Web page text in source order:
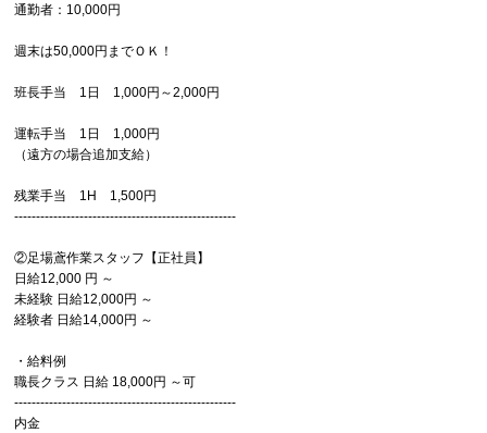
通勤者：10,000円
週末は50,000円までＯＫ！
班長手当 1日 1,000円～2,000円
運転手当 1日 1,000円
（遠方の場合追加支給）
​残業手当 1H 1,500円
---------------------------------------------------
②足場鳶作業スタッフ【正社員】
日給12,000 円 ～
未経験 日給12,000円 ～
経験者 日給14,000円 ～
・給料例
職長クラス 日給 18,000円 ～可
---------------------------------------------------
内金